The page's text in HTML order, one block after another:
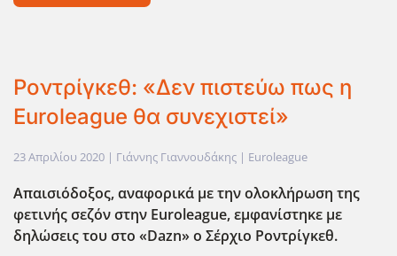
Ροντρίγκεθ: «Δεν πιστεύω πως η
Euroleague θα συνεχιστεί»
23 Απριλίου 2020 | Γιάννης Γιαννουδάκης | Euroleague
Απαισιόδοξος, αναφορικά με την ολοκλήρωση της
φετινής σεζόν στην Euroleague,εμφανίστηκε με
δηλώσεις του στο «Dazn» ο Σέρχιο Ροντρίγκεθ.